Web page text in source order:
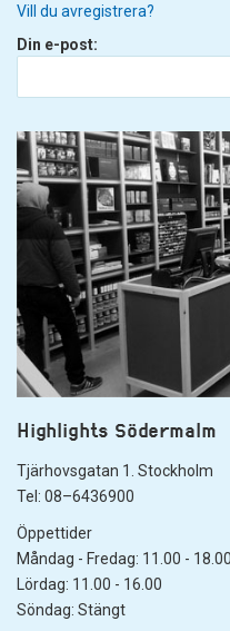
Vill du avregistrera?
Din e-post:
Highlights Södermalm
Tjärhovsgatan 1. Stockholm
Tel: 08–6436900
Öppettider
Måndag - Fredag: 11.00 - 18.00
Lördag: 11.00 - 16.00
Söndag: Stängt